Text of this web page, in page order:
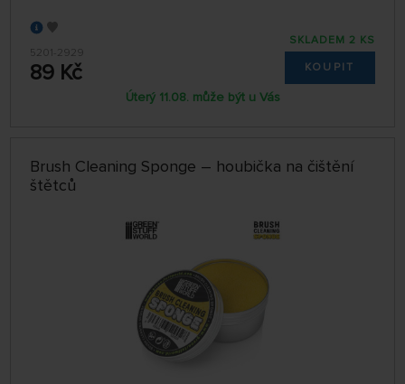
5201-2929
89 Kč
SKLADEM 2 KS
KOUPIT
Úterý 11.08. může být u Vás
Brush Cleaning Sponge – houbička na čištění
štětců